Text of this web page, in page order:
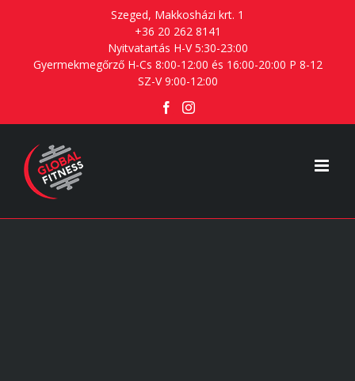
content
Szeged, Makkosházi krt. 1
+36 20 262 8141
Nyitvatartás H-V 5:30-23:00
Gyermekmegőrző H-Cs 8:00-12:00 és 16:00-20:00 P 8-12
SZ-V 9:00-12:00
Facebook
Instagram